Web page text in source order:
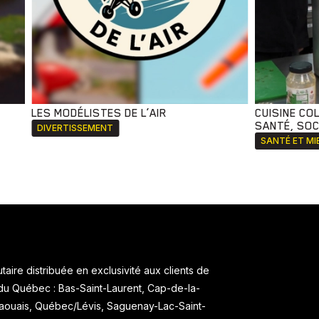
LES MODÉLISTES DE L’AIR
DIVERTISSEMENT
CUISINE
SANTÉ,
SANTÉ ET
distribuée en exclusivité aux clients de
Québec : Bas-Saint-Laurent, Cap-de-la-
Québec/Lévis, Saguenay-Lac-Saint-